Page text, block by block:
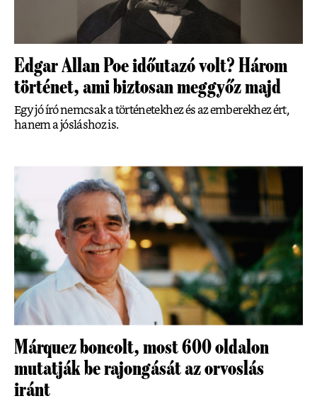
Edgar Allan Poe időutazó volt? Három
történet, ami biztosan meggyőz majd
Egy jó író nemcsak a történetekhez és az emberekhez ért,
hanem a jósláshoz is.
Márquez boncolt, most 600 oldalon
mutatják be rajongását az orvoslás
iránt